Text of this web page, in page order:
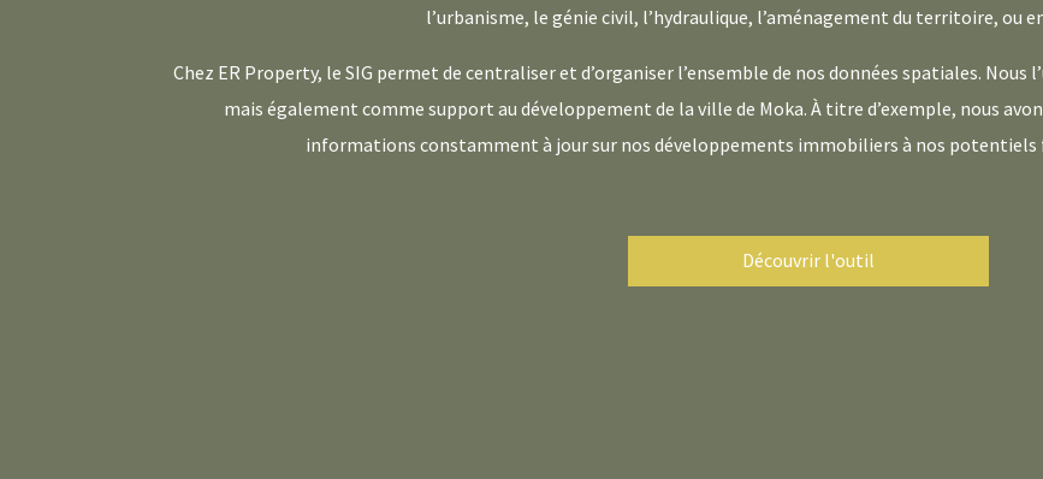
l’urbanisme, le génie civil, l’hydraulique, l’aménagement du territoire, ou
Chez ER Property, le SIG permet de centraliser et d’organiser l’ensemble de nos données spatiales.
mais également comme support au développement de la ville de Moka. À titre d’exemple, nous
informations constamment à jour sur nos développements immobiliers à nos potentiels
Découvrir l'outil